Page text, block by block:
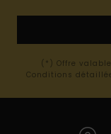
(*) Offre
Conditions